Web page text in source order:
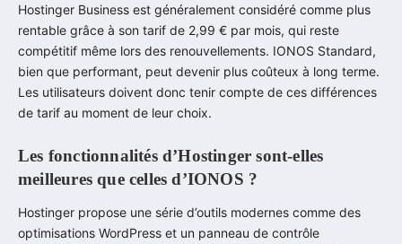
Hostinger Business est généralement considéré comme plus
rentable grâce à son tarif de 2,99 € par mois, qui reste
compétitif même lors des renouvellements. IONOS Standard,
bien que performant, peut devenir plus coûteux à long terme.
Les utilisateurs doivent donc tenir compte de ces différences
de tarif au moment de leur choix.
Les fonctionnalités d’Hostinger sont-elles
meilleures que celles d’IONOS ?
Hostinger propose une série d’outils modernes comme des
optimisations WordPress et un panneau de contrôle